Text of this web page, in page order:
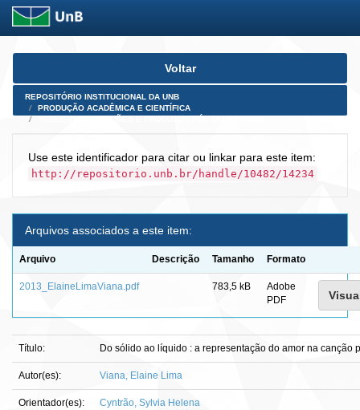
Skip
Voltar
REPOSITÓRIO INSTITUCIONAL DA UNB
PRODUÇÃO ACADÊMICA E CIENTÍFICA
Use este identificador para citar ou linkar para este item:
http://repositorio.unb.br/handle/10482/14234
Arquivos associados a este item:
Arquivo Descrição Tamanho Formato
2013_ElaineLimaViana.pdf 783,5 kB
Adobe
PDF
Título: Do sólido ao líquido : a representação do amor na canção
Autor(es): Viana, Elaine Lima
Orientador(es): Cyntrão, Sylvia Helena